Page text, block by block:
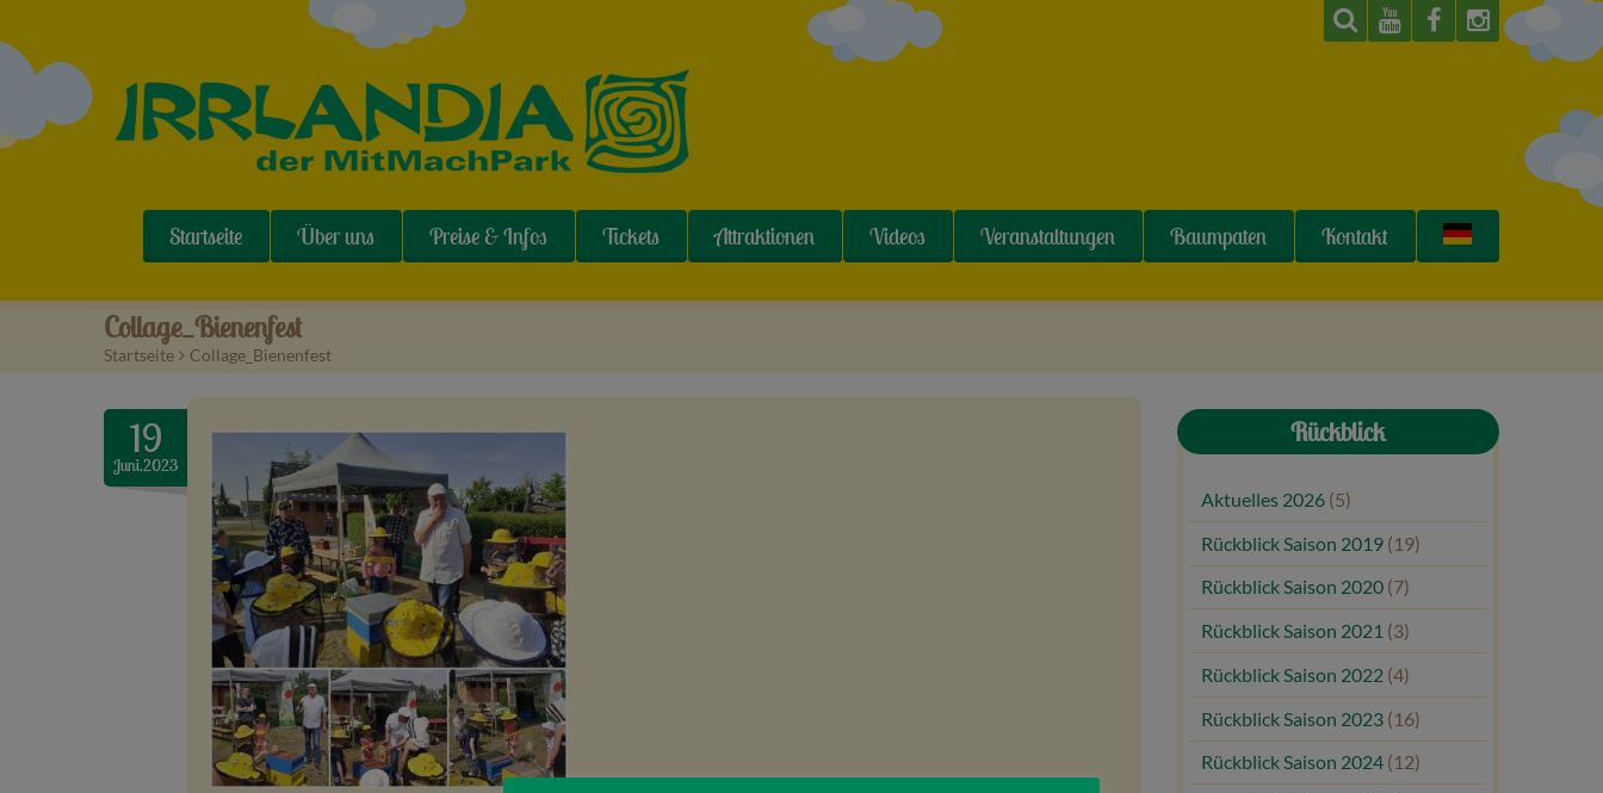
Startseite Über uns Preise & Infos Tickets Attraktionen Videos Veranstaltungen Baumpaten Kontakt
Collage_Bienenfest
Startseite > Collage_Bienenfest
19
Juni.2023
Rückblick
Aktuelles 2026 (5)
Rückblick Saison 2019 (19)
Rückblick Saison 2020 (7)
Rückblick Saison 2021 (3)
Rückblick Saison 2022 (4)
Rückblick Saison 2023 (16)
Rückblick Saison 2024 (12)